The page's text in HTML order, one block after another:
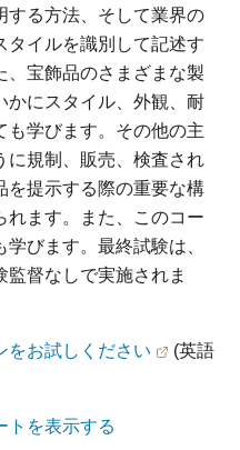
する方法、そして業界の
タイルを識別して記述す
、宝飾品のさまざまな製
かにスタイル、外観、耐
も学びます。その他の主
に規制、販売、検査され
を提示する際の重要な構
れます。また、このコー
びます。最終試験は、
督なしで実施されま
をお試しください
(英語
トを表示する